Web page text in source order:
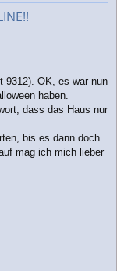
9312). OK, es war nun
haben.
dass das Haus nur
bis es dann doch
mag ich mich lieber